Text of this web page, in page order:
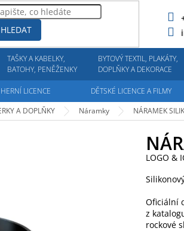
HLEDAT
TAŠKY A KABELKY,
BATOHY, PENĚŽENKY
BYTOVÝ TEXTIL, PLAKÁTY,
DOPLŇKY A DEKORACE
HERNÍ LICENCE DĚTSKÉ LICENCE A FILMY
A DOPLŇKY Náramky NÁRAMEK
LOGO &
Oficiální
z
rockové